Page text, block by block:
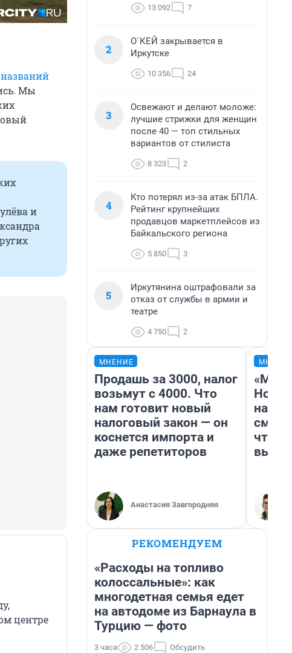
названий
Мы
и
центре
13 092 7
2
О`КЕЙ закрывается в
Иркутске
10 356 24
3
Освежают и делают моложе:
лучшие стрижки для женщин
после 40 — топ стильных
вариантов от стилиста
8 323 2
4
Кто потерял из-за атак БПЛА.
Рейтинг крупнейших
продавцов маркетплейсов из
Байкальского региона
5 850 3
5
Иркутянина оштрафовали за
отказ от службы в армии и
театре
4 750 2
МНЕНИЕ
Продашь за 3000, налог
возьмут с 4000. Что
нам готовит новый
налоговый закон — он
коснется импорта и
даже репетиторов
Анастасия Завгородняя
«Мы
РЕКОМЕНДУЕМ
«Расходы на топливо
колоссальные»: как
многодетная семья едет
на автодоме из Барнаула в
Турцию — фото
3 часа 2 506 Обсудить